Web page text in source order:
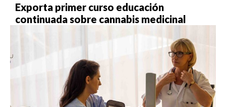
Exporta primer curso educación
continuada sobre cannabis medicinal